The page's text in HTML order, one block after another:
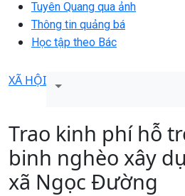
Tuyên Quang qua ảnh
Thông tin quảng bá
Học tập theo Bác
XÃ HỘI
Trao kinh phí hỗ
binh nghèo xây
xã Ngọc Đường